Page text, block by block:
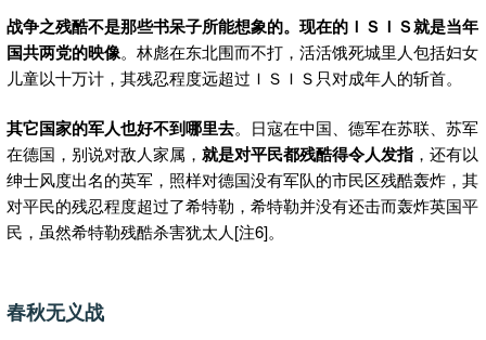
战争之残酷不是那些书呆子所能想象的。现在的ＩＳＩＳ就是当年
国共两党的映像。林彪在东北围而不打，活活饿死城里人包括妇女
儿童以十万计，其残忍程度远超过ＩＳＩＳ只对成年人的斩首。
其它国家的军人也好不到哪里去。日寇在中国、德军在苏联、苏军
在德国，别说对敌人家属， 就是对平民都残酷得令人发指 ，还有以
绅士风度出名的英军，照样对德国没有军队的市民区残酷轰炸，其
对平民的残忍程度超过了希特勒，希特勒并没有还击而轰炸英国平
民，虽然希特勒残酷杀害犹太人[注6]。
春秋无义战